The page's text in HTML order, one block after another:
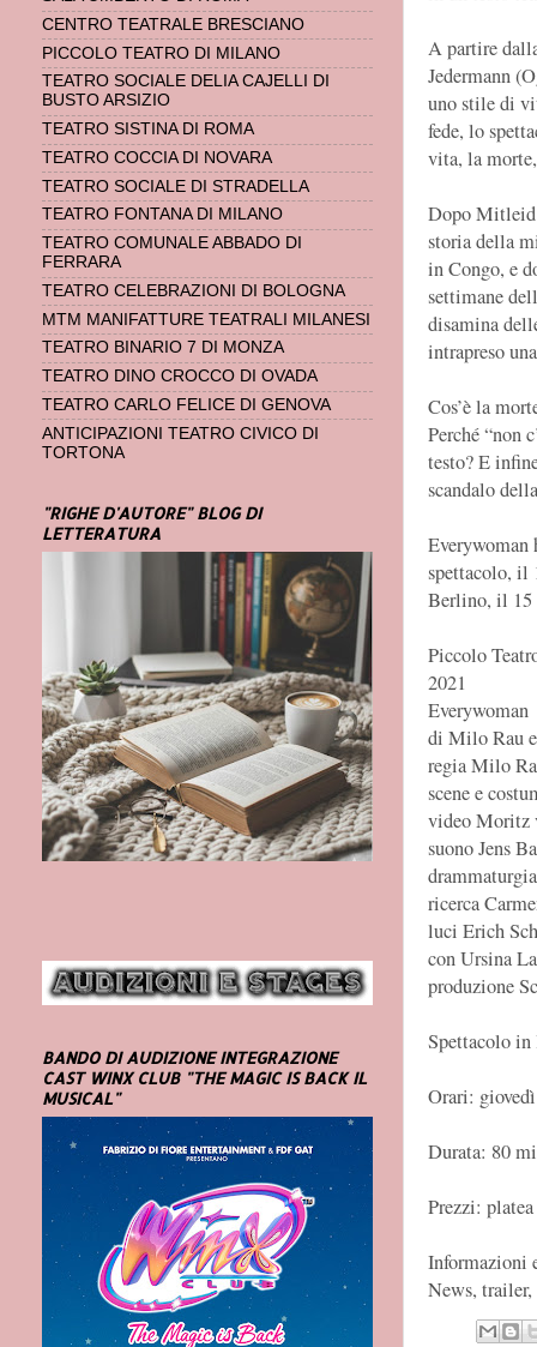
A partire
Jedermann
uno stile di
fede, lo
vita, la
Dopo
storia della
in Congo, e
settimane
disamina
intrapreso
Cos’è la
Perché “non
testo? E
scandalo
Everywoman
spettacolo, il
Berlino, il 15
Piccolo
2021
Everywoman
di Milo Rau
regia Milo
scene e
video Moritz
suono Jens
ricerca
luci Erich
con Ursina
produzione
Spettacolo
Orari:
Durata: 80
Prezzi:
Informazioni
News,
CENTRO TEATRALE BRESCIANO
PICCOLO TEATRO DI MILANO
TEATRO SOCIALE DELIA CAJELLI DI
BUSTO ARSIZIO
TEATRO SISTINA DI ROMA
TEATRO COCCIA DI NOVARA
TEATRO SOCIALE DI STRADELLA
TEATRO FONTANA DI MILANO
TEATRO COMUNALE ABBADO DI
FERRARA
TEATRO CELEBRAZIONI DI BOLOGNA
MTM MANIFATTURE TEATRALI MILANESI
TEATRO BINARIO 7 DI MONZA
TEATRO DINO CROCCO DI OVADA
TEATRO CARLO FELICE DI GENOVA
ANTICIPAZIONI TEATRO CIVICO DI
TORTONA
"RIGHE D'AUTORE" BLOG DI
LETTERATURA
BANDO DI AUDIZIONE INTEGRAZIONE
CAST WINX CLUB "THE MAGIC IS BACK IL
MUSICAL"